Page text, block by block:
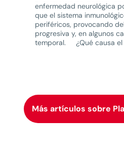
enfermedad neurológica
que el sistema
periféricos, provocando
progresiva y, en algunos
temporal. ¿Qué causa el
Más artículos sobre